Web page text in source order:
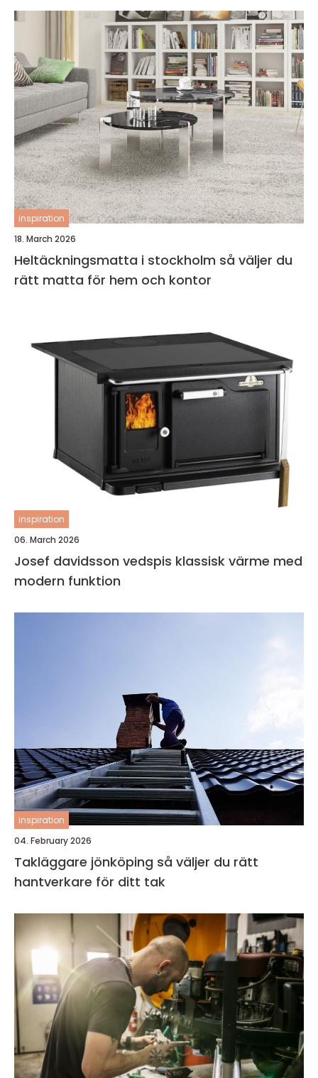
inspiration
18. March 2026
Heltäckningsmatta i stockholm så väljer du
rätt matta för hem och kontor
inspiration
06. March 2026
Josef davidsson vedspis klassisk värme med
modern funktion
inspiration
04. February 2026
Takläggare jönköping så väljer du rätt
hantverkare för ditt tak